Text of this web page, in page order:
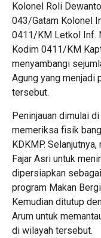
Kolonel Roli
043/Gatam Kolonel
0411/KM Letkol Inf.
Kodim 0411/KM
menyambangi
Agung yang menjadi
tersebut.
Peninjauan dimulai
memeriksa fisik
KDKMP.
Fajar Asri untuk
dipersiapkan
program Makan
Kemudian ditutup
Arum untuk
di wilayah tersebut.